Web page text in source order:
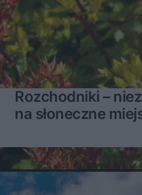
Rozchodniki –
na słoneczne